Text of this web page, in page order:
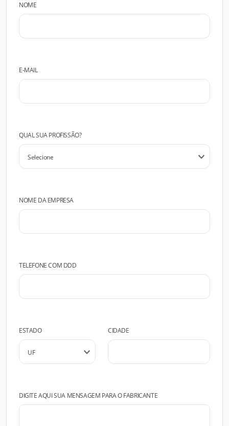
NOME
E-MAIL
QUAL SUA PROFISSÃO?
NOME DA EMPRESA
TELEFONE COM DDD
ESTADO CIDADE
DIGITE AQUI SUA MENSAGEM PARA O FABRICANTE